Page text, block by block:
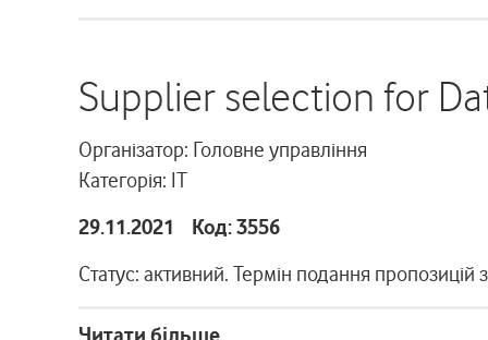
Supplier selection for
Організатор: Головне управління
Категорія: ІТ
29.11.2021 Код: 3556
Статус: активний. Термін подання пропозицій